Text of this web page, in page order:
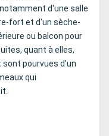
d'une salle
fort et d'un sèche-
ou balcon pour
quant à elles,
pourvues d’un
qui